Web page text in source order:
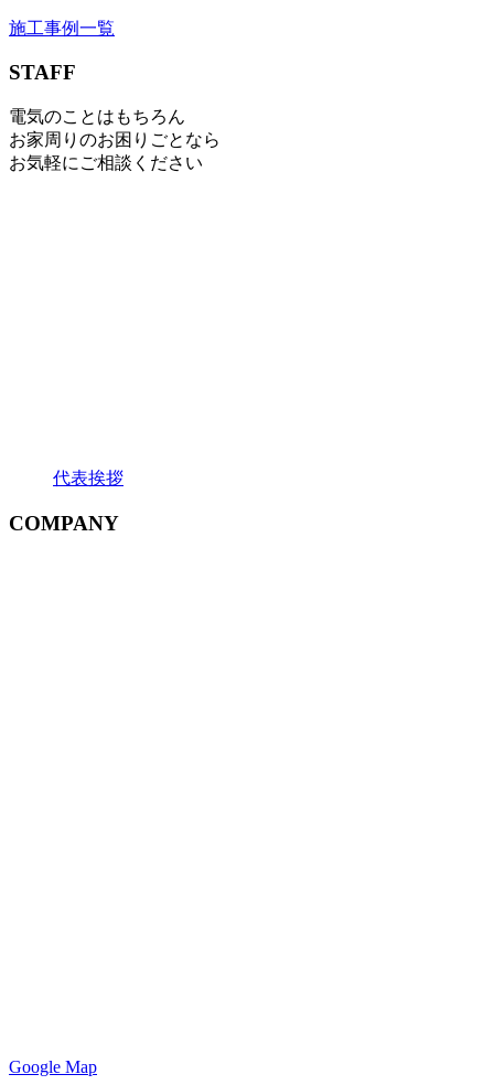
施工事例一覧
STAFF
電気のことはもちろん
お家周りのお困りごとなら
お気軽にご相談ください
代表挨拶
COMPANY
Google Map